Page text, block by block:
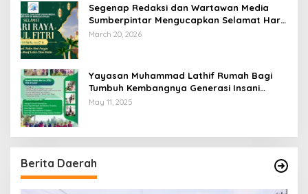
Segenap Redaksi dan Wartawan Media
Sumberpintar Mengucapkan Selamat Hari
Raya Idul Fitri 1447 Hijriyah / 2026 M
March 20, 2026
Yayasan Muhammad Lathif Rumah Bagi
Tumbuh Kembangnya Generasi Insani
Cerdas dan Berkarakter
May 11, 2025
Berita Daerah